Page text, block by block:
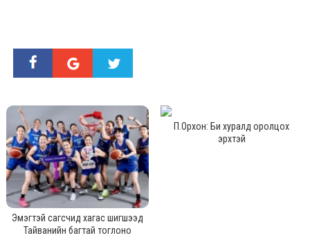
Эмэгтэй сагсчид хагас шигшээд
Тайванийн багтай тоглоно
П.Орхон: Би хуралд оролцох
эрхтэй